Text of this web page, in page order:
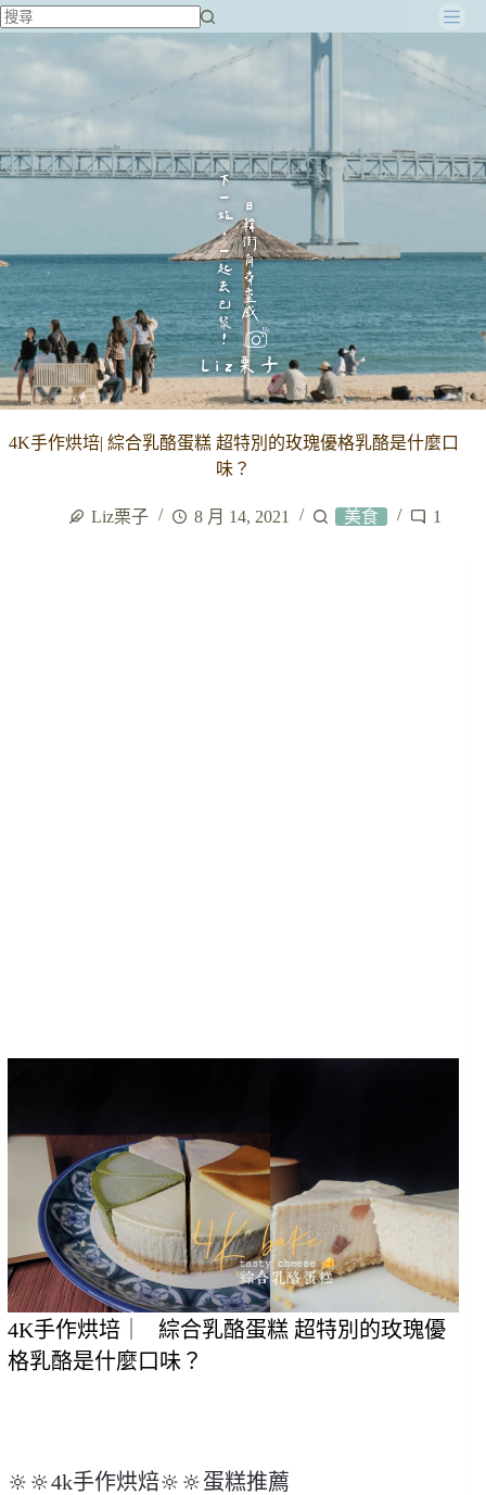
跳
容
4K手作烘培| 綜合乳酪蛋糕 超特別的玫瑰優格乳酪是什麼口
味？
Liz栗子 8 月 14, 2021 美食 1
4K手作烘培
綜合乳酪蛋糕 超特別的玫瑰優
格乳酪是什麼口味？
🔆🔆4k手作烘焙🔆🔆蛋糕推薦